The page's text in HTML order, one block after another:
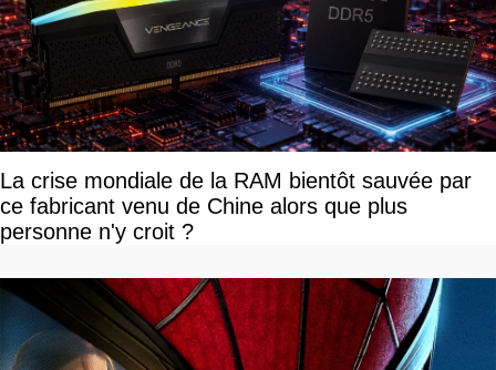
La crise mondiale de la RAM bientôt sauvée par
ce fabricant venu de Chine alors que plus
personne n'y croit ?